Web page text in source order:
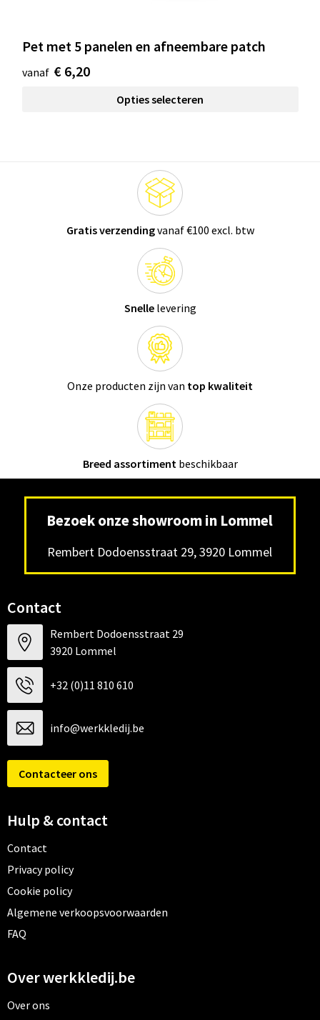
Pet met 5 panelen en afneembare patch
vanaf € 6,20
Opties selecteren
Gratis verzendingvanaf €100 excl. btw
Snellelevering
Onze producten zijn van top kwaliteit
Breed assortiment beschikbaar
Bezoek onze showroom in Lommel
Rembert Dodoensstraat 29, 3920 Lommel
Contact
Rembert Dodoensstraat 29
3920 Lommel
+32 (0)11 810 610
info@werkkledij.be
Contacteer ons
Hulp & contact
Contact
Privacy policy
Cookie policy
Algemene verkoopsvoorwaarden
FAQ
Over werkkledij.be
Over ons